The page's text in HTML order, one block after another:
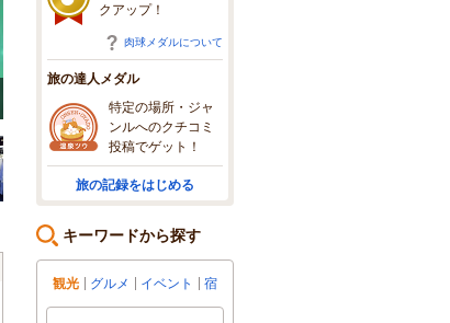
大好評。アイススライダー（有料）開始しました。
クアップ！
肉球メダルについて
旅の達人メダル
特定の場所・ジャ
ンルへのクチコミ
投稿でゲット！
旅の記録をはじめる
キーワードから探す
観光 グルメ イベント 宿